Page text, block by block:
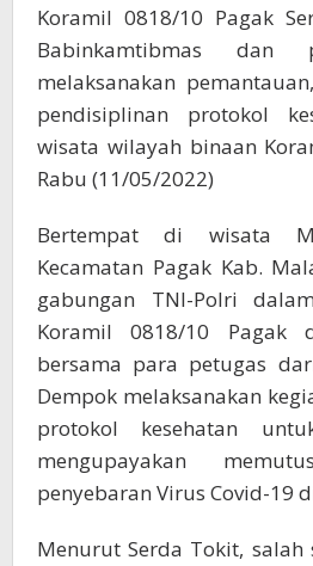
Koramil 0818/10 Pagak
Babinkamtibmas dan
melaksanakan
pendisiplinan protokol
wisata wilayah binaan
Rabu (11/05/2022)
Bertempat di wisata
Kecamatan Pagak Kab.
gabungan TNI-Polri
Koramil 0818/10 Pagak
bersama para petugas
Dempok melaksanakan
protokol kesehatan
mengupayakan
penyebaran Virus Covid-19
Menurut Serda Tokit,